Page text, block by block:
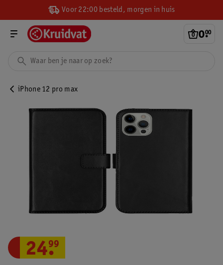
Voor 22:00 besteld, morgen in huis
0.
00
iPhone 12 pro max
24.
99